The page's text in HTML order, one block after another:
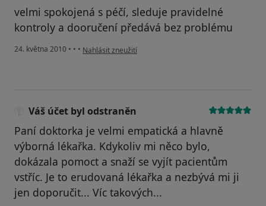
velmi spokojená s péčí, sleduje pravidelné
kontroly a dooručení předává bez problému
24. května 2010 • • • podle názoru uživatele Pacient
Nahlásit zneužití
Váš účet byl odstraněn
Paní doktorka je velmi empatická a hlavně
výborná lékařka. Kdykoliv mi něco bylo,
dokázala pomoct a snaží se vyjít pacientům
vstříc. Je to erudovaná lékařka a nezbývá mi ji
jen doporučit... Víc takových...